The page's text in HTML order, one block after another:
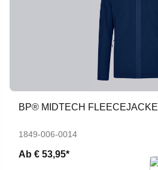
BP® MIDTECH FLEECEJACKE
1849-006-0014
Ab € 53,95*